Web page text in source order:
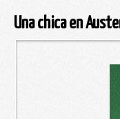
Una chica en